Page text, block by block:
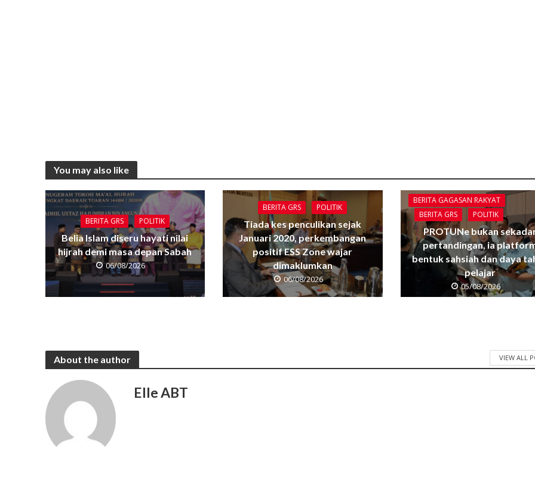
You may also like
BERITA GRS POLITIK
Belia Islam diseru hayati nilai
hijrah demi masa depan Sabah
06/08/2026
BERITA GRS POLITIK
Tiada kes penculikan sejak
Januari 2020, perkembangan
positif ESS Zone wajar
dimaklumkan
06/08/2026
BERITA GAGASAN RAKYAT
BERITA GRS
POLITIK
PROTUNe bukan
pertandingan, ia
bentuk sahsiah dan daya
pelajar
05/08/2026
About the author VIEW ALL
Elle ABT